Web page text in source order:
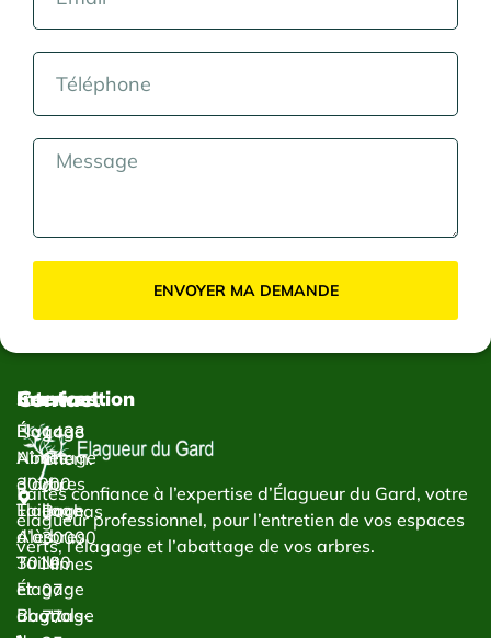
ENVOYER MA DEMANDE
Faites confiance à l’expertise d’Élagueur du Gard, votre
élagueur professionnel, pour l’entretien de vos espaces
verts, l’élagage et l’abattage de vos arbres.
Services
Élagage
Abattage
d’arbres
Taillage
d’arbres
Taille
et
abattage
Intervention
Élagage
Nîmes
30000
Élagage
Alès
30100
Élagage
Bagnols-
Contact
1433
Chem.
du
Bachas
30000
Nîmes
07
77